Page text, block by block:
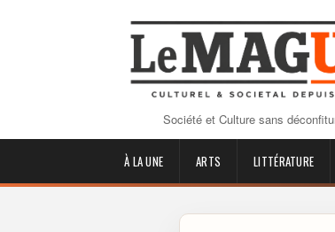
Société et Culture sans
À LA UNE ARTS LITTÉRATURE